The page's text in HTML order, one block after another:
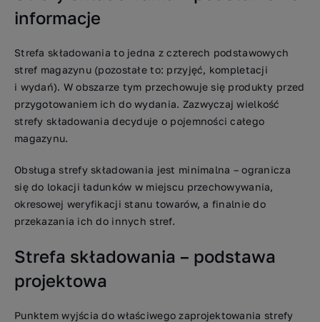
informacje
Strefa składowania to jedna z czterech podstawowych
stref magazynu (pozostałe to: przyjęć, kompletacji
i wydań). W obszarze tym przechowuje się produkty przed
przygotowaniem ich do wydania. Zazwyczaj wielkość
strefy składowania decyduje o pojemności całego
magazynu.
Obsługa strefy składowania jest minimalna – ogranicza
się do lokacji ładunków w miejscu przechowywania,
okresowej weryfikacji stanu towarów, a finalnie do
przekazania ich do innych stref.
Strefa składowania – podstawa
projektowa
Punktem wyjścia do właściwego zaprojektowania strefy